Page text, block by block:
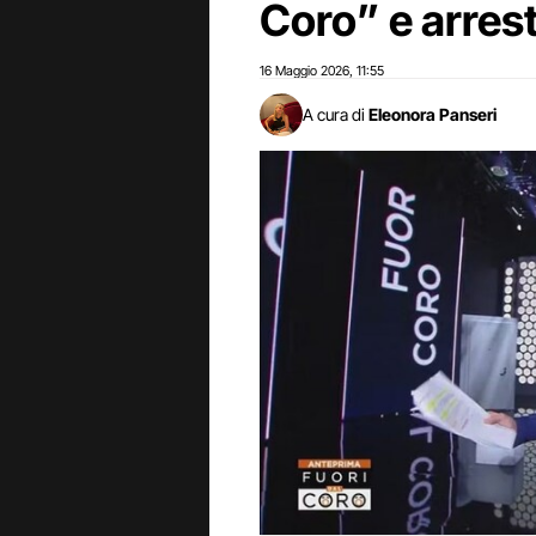
Coro” e
16 Maggio 2026 11:55
A cura di Eleonora Panseri